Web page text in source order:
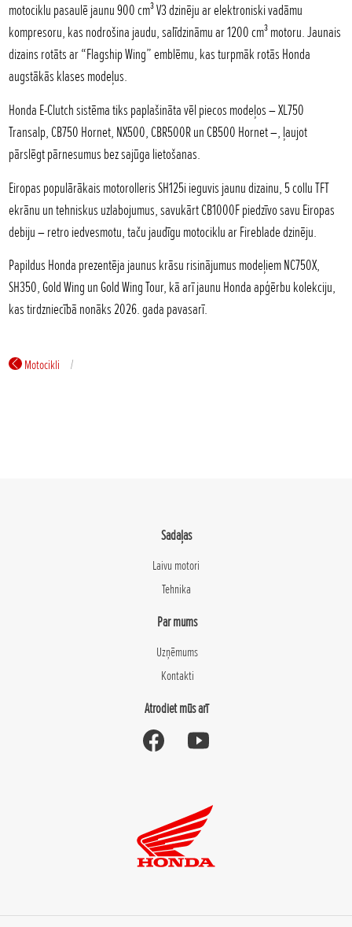
motociklu pasaulē jaunu 900 cm³ V3 dzinēju ar elektroniski vadāmu
kompresoru, kas nodrošina jaudu, salīdzināmu ar 1200 cm³ motoru. Jaunais
dizains rotāts ar “Flagship Wing” emblēmu, kas turpmāk rotās Honda
augstākās klases modeļus.
Honda E-Clutch sistēma tiks paplašināta vēl piecos modeļos – XL750
Transalp, CB750 Hornet, NX500, CBR500R un CB500 Hornet –, ļaujot
pārslēgt pārnesumus bez sajūga lietošanas.
Eiropas populārākais motorolleris SH125i ieguvis jaunu dizainu, 5 collu TFT
ekrānu un tehniskus uzlabojumus, savukārt CB1000F piedzīvo savu Eiropas
debiju – retro iedvesmotu, taču jaudīgu motociklu ar Fireblade dzinēju.
Papildus Honda prezentēja jaunus krāsu risinājumus modeļiem NC750X,
SH350, Gold Wing un Gold Wing Tour, kā arī jaunu Honda apģērbu kolekciju,
kas tirdzniecībā nonāks 2026. gada pavasarī.
Motocikli
Sadaļas
Laivu motori
Tehnika
Par mums
Uzņēmums
Kontakti
Atrodiet mūs arī